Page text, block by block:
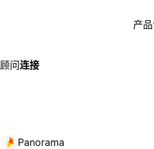
产品
顾问连接
Panorama